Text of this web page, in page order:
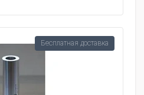
Бесплатная доставка